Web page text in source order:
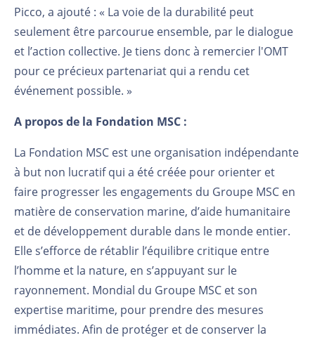
Picco, a ajouté : « La voie de la durabilité peut
seulement être parcourue ensemble, par le dialogue
et l’action collective. Je tiens donc à remercier l'OMT
pour ce précieux partenariat qui a rendu cet
événement possible. »
A propos de la Fondation MSC :
La Fondation MSC est une organisation indépendante
à but non lucratif qui a été créée pour orienter et
faire progresser les engagements du Groupe MSC en
matière de conservation marine, d’aide humanitaire
et de développement durable dans le monde entier.
Elle s’efforce de rétablir l’équilibre critique entre
l’homme et la nature, en s’appuyant sur le
rayonnement. Mondial du Groupe MSC et son
expertise maritime, pour prendre des mesures
immédiates. Afin de protéger et de conserver la